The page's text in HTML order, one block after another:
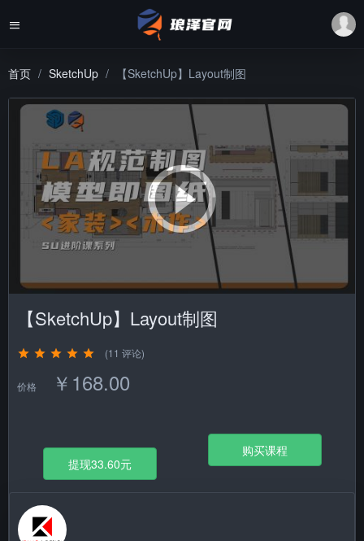
首页 SketchUp 【SketchUp】Layout制图
【SketchUp】Layout制图
(11 评论)
价格 ￥168.00
提现33.60元
购买课程